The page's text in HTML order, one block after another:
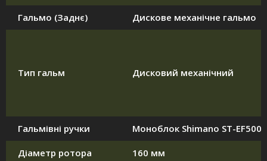
Гальмо (Заднє) Дискове механічне гальмо
Тип гальм Дисковий механічний
Гальмівні ручки Моноблок Shimano ST-EF500
Діаметр ротора 160 мм